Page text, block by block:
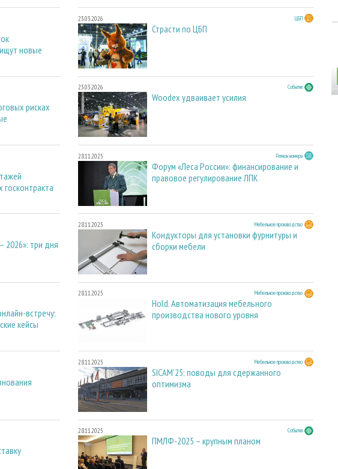
новые
рисках
2026»: три дня
встречу:
кейсы
23.03.2026 ЦБП
Страсти по ЦБП
23.03.2026 События
Woodex удваивает усилия
28.11.2025 Регион номера
Форум «Леса России»: финансирование и
правовое регулирование ЛПК
28.11.2025 Мебельное производство
Кондукторы для установки фурнитуры и
сборки мебели
28.11.2025 Мебельное производство
Hold. Автоматизация мебельного
производства нового уровня
28.11.2025 Мебельное производство
SICAM'25: поводы для сдержанного
оптимизма
28.11.2025 События
ПМЛФ-2025 – крупным планом